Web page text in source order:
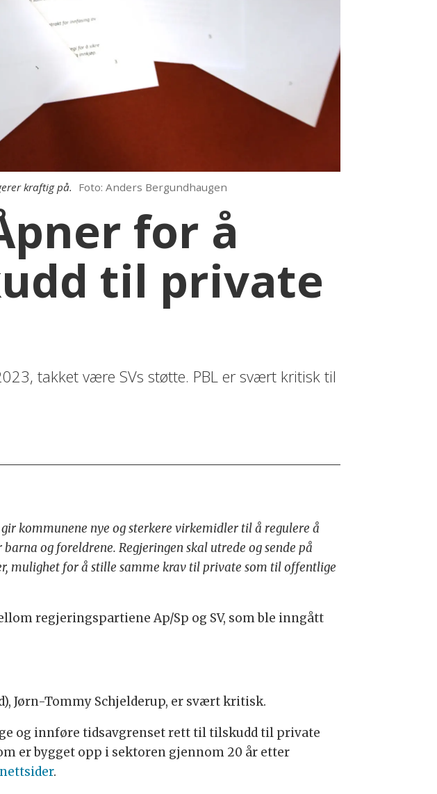
kraftig på. Foto: Anders Bergundhaugen
for å
til private
takket være SVs støtte. PBL er svært kritisk til
kommunene nye og sterkere virkemidler til å regulere å
og foreldrene. Regjeringen skal utrede og sende på
mulighet for å stille samme krav til private som til offentlige
regjeringspartiene Ap/Sp og SV, som ble inngått
Jørn-Tommy Schjelderup, er svært kritisk.
og innføre tidsavgrenset rett til tilskudd til private
er bygget opp i sektoren gjennom 20 år etter
.